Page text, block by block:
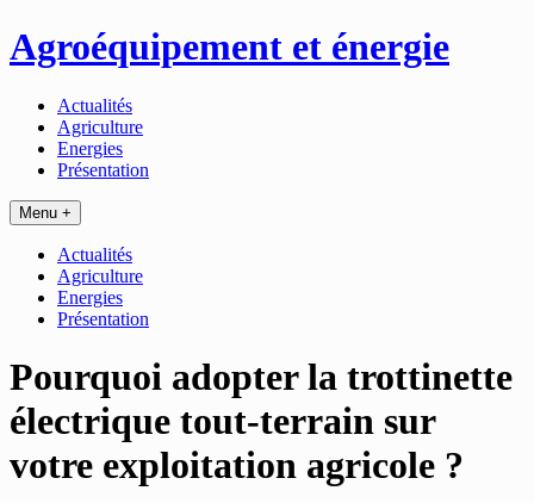
Passer
au
Agroéquipement et énergie
Actualités
Agriculture
Energies
Présentation
Menu +
Actualités
Agriculture
Energies
Présentation
Pourquoi adopter la trottinette
électrique tout-terrain sur
votre exploitation agricole ?